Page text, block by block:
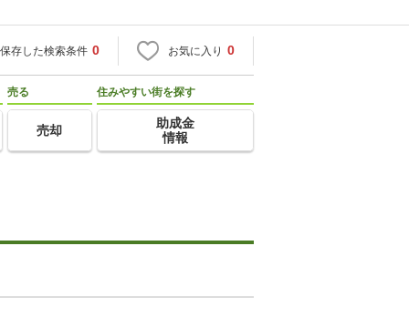
保存した検索条件 0 お気に入り 0
売る
売却
住みやすい街を探す
助成金
情報